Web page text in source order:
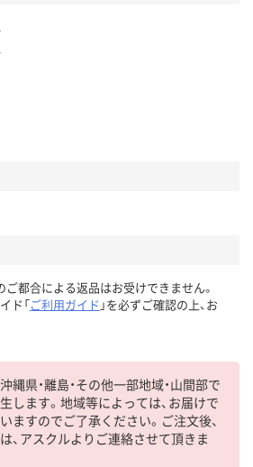
ご都合による返品はお受けできません。
ド「ご利用ガイド 」を必ずご確認の上、お
県・離島・その他一部地域・山間部で
します。地域等によっては、お届けで
ますのでご了承ください。ご注文後、
、アスクルよりご連絡させて頂きま